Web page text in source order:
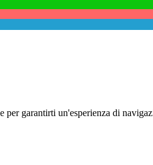
garantirti un'esperienza di